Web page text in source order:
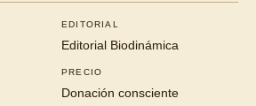
EDITORIAL
Editorial Biodinámica
PRECIO
Donación consciente